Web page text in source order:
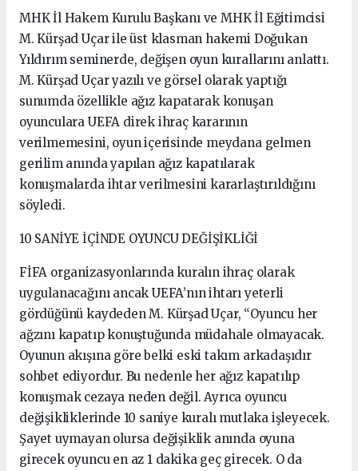
MHK İl Hakem Kurulu Başkanı ve MHK İl Eğitimcisi
M. Kürşad Uçar ile üst klasman hakemi Doğukan
Yıldırım seminerde, değişen oyun kurallarını anlattı.
M. Kürşad Uçar yazılı ve görsel olarak yaptığı
sunumda özellikle ağız kapatarak konuşan
oyunculara UEFA direk ihraç kararının
verilmemesini, oyun içerisinde meydana gelmen
gerilim anında yapılan ağız kapatılarak
konuşmalarda ihtar verilmesini kararlaştırıldığını
söyledi.
10 SANİYE İÇİNDE OYUNCU DEĞİŞİKLİĞİ
FİFA organizasyonlarında kuralın ihraç olarak
uygulanacağını ancak UEFA’nın ihtarı yeterli
gördüğünü kaydeden M. Kürşad Uçar, “Oyuncu her
ağzını kapatıp konuştuğunda müdahale olmayacak.
Oyunun akışına göre belki eski takım arkadaşıdır
sohbet ediyordur. Bu nedenle her ağız kapatılıp
konuşmak cezaya neden değil. Ayrıca oyuncu
değişikliklerinde 10 saniye kuralı mutlaka işleyecek.
Şayet uymayan olursa değişiklik anında oyuna
girecek oyuncu en az 1 dakika geç girecek. O da